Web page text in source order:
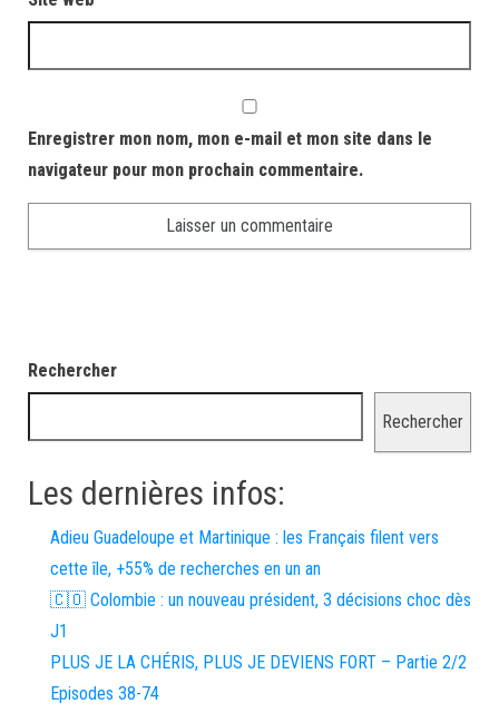
Enregistrer mon nom, mon e-mail et mon site dans le
navigateur pour mon prochain commentaire.
Rechercher
Rechercher
Les dernières infos:
Adieu Guadeloupe et Martinique : les Français filent vers
cette île, +55% de recherches en un an
🇨🇴 Colombie : un nouveau président, 3 décisions choc dès
J1
PLUS JE LA CHÉRIS, PLUS JE DEVIENS FORT – Partie 2/2
Episodes 38-74